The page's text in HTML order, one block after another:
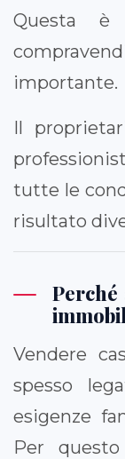
Questa
importante.
Il
tutte le
risultato
Vendere
spesso
esigenze
Per